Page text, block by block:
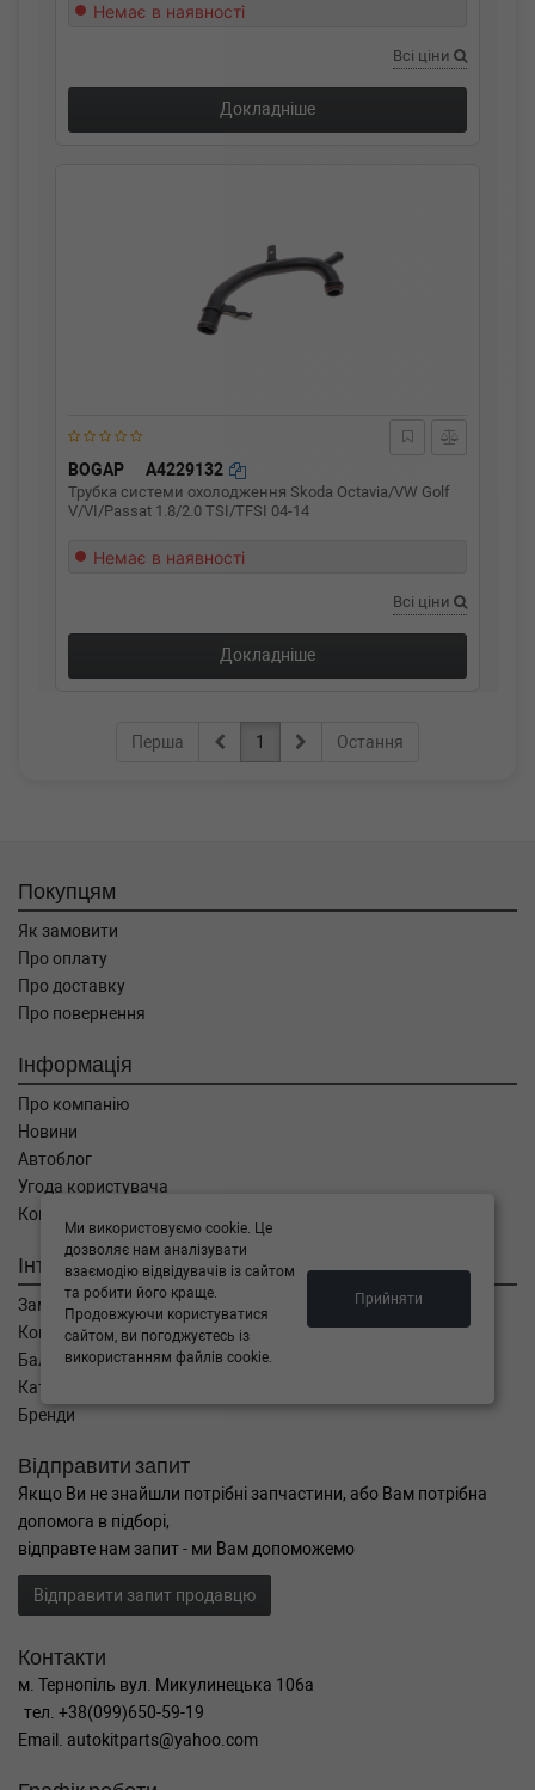
Немає в наявності
Всі ціни
Докладніше
BOGAP A4229132
Трубка системи охолодження Skoda Octavia/VW Golf
V/VI/Passat 1.8/2.0 TSI/TFSI 04-14
Немає в наявності
Всі ціни
Докладніше
Перша 1 Остання
Покупцям
Як замовити
Про оплату
Про доставку
Про повернення
Інформація
Про компанію
Новини
Автоблог
Угода користувача
Контакти
Інтернет магазин
Замовлення
Кошик
Баланс
Каталог товарів
Бренди
Відправити запит
Якщо Ви не знайшли потрібні запчастини, або Вам потрібна
допомога в підборі,
відправте нам запит - ми Вам допоможемо
Відправити запит продавцю
Контакти
м. Тернопіль вул. Микулинецька 106а
тел. +38(099)650-59-19
Email. autokitparts@yahoo.com
Ми використовуємо cookie. Це
дозволяє нам аналізувати
взаємодію відвідувачів із сайтом
та робити його краще.
Продовжуючи користуватися
сайтом, ви погоджуєтесь із
використанням файлів cookie.
Прийняти